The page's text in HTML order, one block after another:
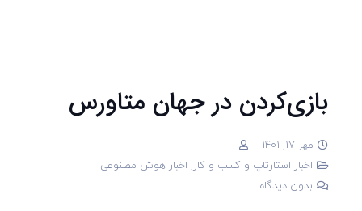
بازی‌کردن در جهان متاورس
مهر 17, 1401
اخبار استارتاپ و کسب و کار, اخبار هوش مصنوعی
بدون دیدگاه